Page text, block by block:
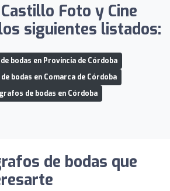
Foto y Cine
siguientes listados:
bodas en Provincia de Córdoba
bodas en Comarca de Córdoba
de bodas en Córdoba
de bodas que